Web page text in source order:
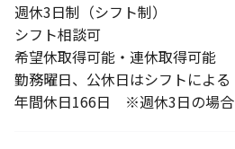
週休3日制（シフト制）
シフト相談可
希望休取得可能・連休取得可能
勤務曜日、公休日はシフトによる
年間休日166日 ※週休3日の場合